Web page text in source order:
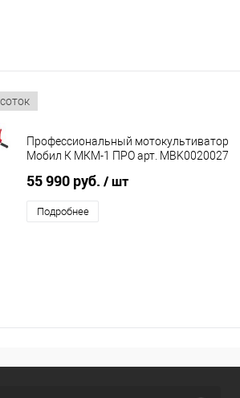
Профессиональный мотокультиватор
Мобил К МКМ-1 ПРО арт. MBK0020027
55 990 руб. / шт
Подробнее